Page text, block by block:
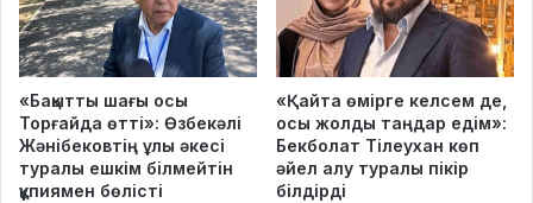
«Бақытты шағы осы
Торғайда өтті»: Өзбекәлі
Жәнібековтің ұлы әкесі
туралы ешкім білмейтін
құпиямен бөлісті
«Қайта өмірге келсем де,
осы жолды таңдар едім»:
Бекболат Тілеухан көп
әйел алу туралы пікір
білдірді